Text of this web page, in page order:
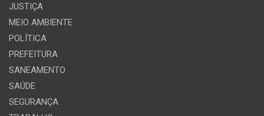
JUSTIÇA
MEIO AMBIENTE
POLÍTICA
PREFEITURA
SANEAMENTO
SAÚDE
SEGURANÇA